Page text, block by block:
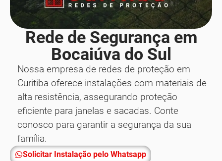
Rede de Segurança em
Bocaiúva do Sul
Nossa empresa de redes de proteção em
Curitiba oferece instalações com materiais de
alta resistência, assegurando proteção
eficiente para janelas e sacadas. Conte
conosco para garantir a segurança da sua
família.
Solicitar Instalação pelo Whatsapp